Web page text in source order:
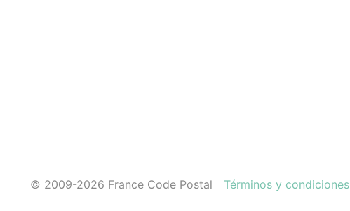
© 2009-2026 France Code Postal Términos y condiciones